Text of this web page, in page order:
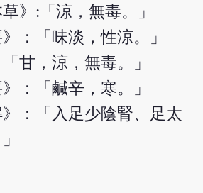
草》:「涼，無毒。」
》：「味淡，性涼。」
「甘，涼，無毒。」
》：「鹹辛，寒。」
》：「入足少陰腎、足太